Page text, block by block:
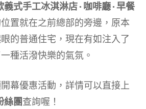
義式手工冰淇淋店 · 咖啡廳 · 早餐
置就在之前總部的旁邊，原本
的普通住宅，現在有如注入了
種活潑快樂的氣氛。
幕優惠活動，詳情可以直接上
絲團查詢喔！